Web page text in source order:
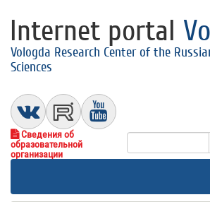
Internet portal
Vologda Research Center of the
Sciences
Сведения об
образовательной
организации